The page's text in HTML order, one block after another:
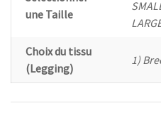
une Taille
Choix du tissu
(Legging)
1)